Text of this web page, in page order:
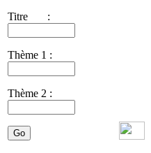
Titre :
Thème 1 :
Thème 2 :